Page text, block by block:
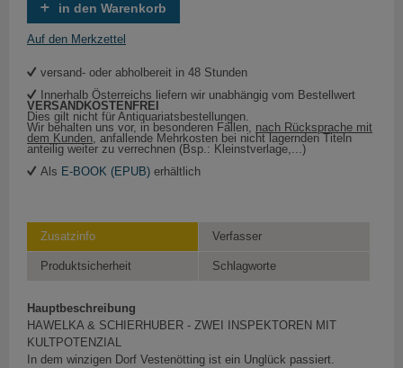
in den Warenkorb
Auf den Merkzettel
versand- oder abholbereit in 48 Stunden
Innerhalb Österreichs liefern wir unabhängig vom Bestellwert
VERSANDKOSTENFREI
Dies gilt nicht für Antiquariatsbestellungen.
Wir behalten uns vor, in besonderen Fällen, nach Rücksprache mit
dem Kunden, anfallende Mehrkosten bei nicht lagernden Titeln
anteilig weiter zu verrechnen (Bsp.: Kleinstverlage,...)
Als E-BOOK (EPUB) erhältlich
Zusatzinfo Verfasser
Produktsicherheit Schlagworte
Hauptbeschreibung
HAWELKA & SCHIERHUBER - ZWEI INSPEKTOREN MIT
KULTPOTENZIAL
In dem winzigen Dorf Vestenötting ist ein Unglück passiert.